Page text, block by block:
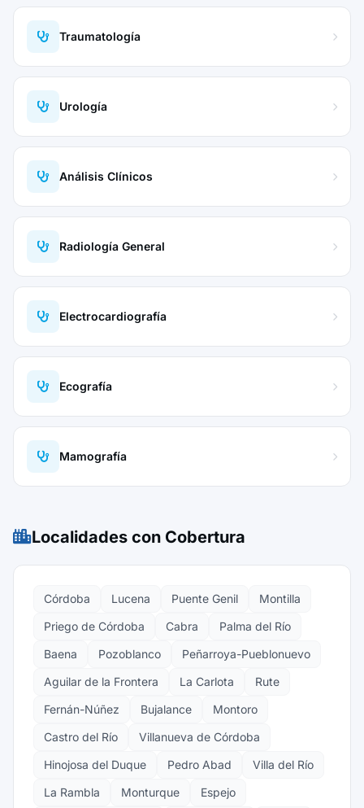
Traumatología
Urología
Análisis Clínicos
Radiología General
Electrocardiografía
Ecografía
Mamografía
Localidades con Cobertura
Córdoba Lucena Puente Genil
Montilla
Priego de Córdoba
Cabra
Palma del Río
Baena
Pozoblanco
Peñarroya-Pueblonuevo
Aguilar de la Frontera
La Carlota
Rute
Fernán-Núñez
Bujalance
Montoro
Castro del Río
Villanueva de Córdoba
Hinojosa del Duque
Pedro Abad
Villa del Río
La Rambla
Monturque Espejo